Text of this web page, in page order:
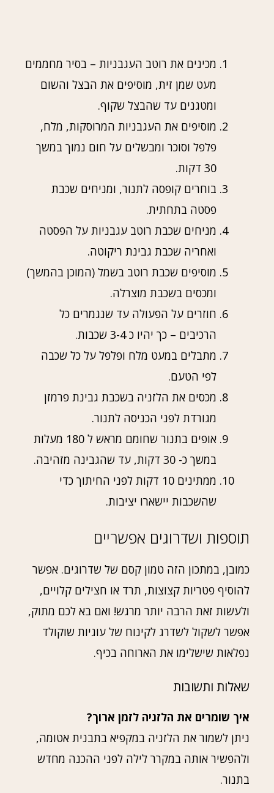
מכינים את רוטב העגבניות – בסיר מחממים
מעט שמן זית, מוסיפים את הבצל והשום
ומטגנים עד שהבצל שקוף.
מוסיפים את העגבניות המרוסקות, מלח,
פלפל וסוכר ומבשלים על חום נמוך במשך
30 דקות.
בוחרים קופסה לתנור, ומניחים שכבת
פסטה בתחתית.
מניחים שכבת רוטב עגבניות על הפסטה
ואחריה שכבת גבינת ריקוטה.
מוסיפים שכבת רוטב בשמל (המוכן בהמשך)
ומכסים בשכבת מוצרלה.
חוזרים על הפעולה עד שנגמרים כל
הרכיבים – כך יהיו כ 3-4 שכבות.
מתבלים במעט מלח ופלפל על כל שכבה
לפי הטעם.
מכסים את הלזניה בשכבת גבינת פרמזן
מגורדת לפני הכניסה לתנור.
אופים בתנור שחומם מראש ל 180 מעלות
במשך כ- 30 דקות, עד שהגבינה מזהיבה.
ממתינים 10 דקות לפני החיתוך כדי
שהשכבות יישארו יציבות.
תוספות ושדרוגים אפשריים
כמובן, במתכון הזה טמון קסם של שדרוגים. אפשר
להוסיף פטריות קצוצות, תרד או חצילים קלויים,
ולעשות זאת הרבה יותר מרגש! ואם בא לכם מתוק,
אפשר לשקול לשדרג לקינוח של עוגיות שוקולד
נפלאות שישלימו את הארוחה בכיף.
שאלות ותשובות
איך שומרים את הלזניה לזמן ארוך?
ניתן לשמור את הלזניה במקפיא בתבנית אטומה,
ולהפשיר אותה במקרר לילה לפני ההכנה מחדש
בתנור.